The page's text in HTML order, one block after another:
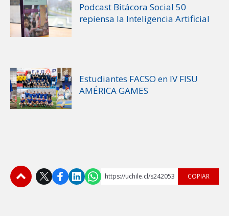
Podcast Bitácora Social 50
repiensa la Inteligencia Artificial
Estudiantes FACSO en IV FISU
AMÉRICA GAMES
https://uchile.cl/s242053 COPIAR